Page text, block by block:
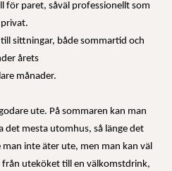
för paret, såväl professionellt som
privat.
sittningar, både sommartid och
årets
månader.
ute. På sommaren kan man
det mesta utomhus, så länge det
inte äter ute, men man kan väl
uteköket till en välkomstdrink,